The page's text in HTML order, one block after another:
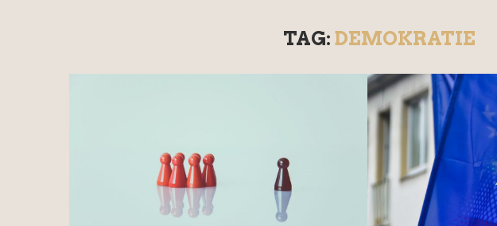
TAG: DEMOKRATIE